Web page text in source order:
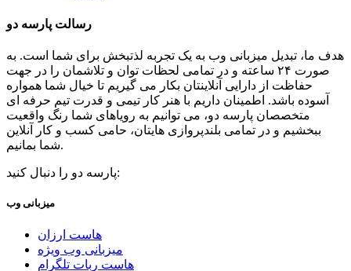
رسالت پارسه دو
هدف ما، تبدیل میزبانی وب به یک تجربه لذتبخش برای شما است. به
صورت ۲۴ ساعته و در تمامی لحظات توان و تلاشمان را در جهت
حفاظت از دارایی آنلاینتان بکار می گیریم تا خیال شما همواره
آسوده باشد. اطمینان داریم با هنر کار تیمی و قدرت تیم حرفه ای
متخصصان پارسه دو، می توانیم به رویاهای شما رنگ واقعیت
ببخشیم و در تمامی بلندپروازی هایتان، حامی کسب و کار آنلاین
شما بمانیم.
پارسه دو را دنبال کنید:
میزبانی وب
هاست ارزان
میزبانی وب ویژه
هاست ربات تلگرام